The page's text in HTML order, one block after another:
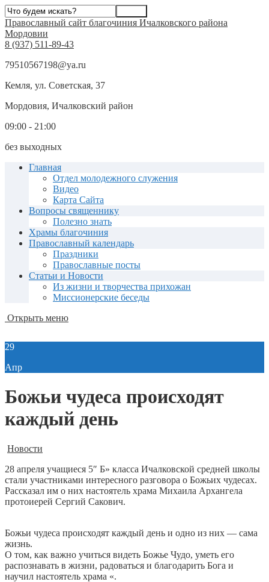
Православный сайт благочиния Ичалковского района
Мордовии
8 (937) 511-89-43
79510567198@ya.ru
Кемля, ул. Советская, 37
Мордовия, Ичалковский район
09:00 - 21:00
без выходных
Главная
Отдел молодежного служения
Видео
Карта Сайта
Вопросы священнику
Полезно знать
Храмы благочиния
Православный календарь
Праздники
Православные посты
Статьи и Новости
Из жизни и творчества прихожан
Миссионерские беседы
Открыть меню
29
Апр
Божьи чудеса происходят
каждый день
Новости
28 апреля учащиеся 5″ Б» класса Ичалковской средней школы
стали участниками интересного разговора о Божьих чудесах.
Рассказал им о них настоятель храма Михаила Архангела
протоиерей Сергий Сакович.
Божьи чудеса происходят каждый день и одно из них — сама
жизнь.
О том, как важно учиться видеть Божье Чудо, уметь его
распознавать в жизни, радоваться и благодарить Бога и
научил настоятель храма «.